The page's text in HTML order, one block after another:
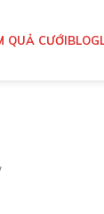
QUẢ CƯỚIBLOG